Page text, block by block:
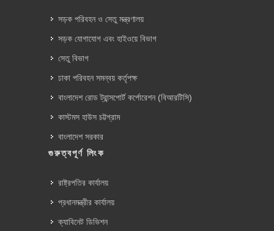
সড়ক পরিবহন ও সেতু মন্ত্রণালয়
সড়ক যোগাযোগ এবং হাইওয়ে বিভাগ
সেতু বিভাগ
ঢাকা পরিবহন সমন্বয় কর্তৃপক্ষ
বাংলাদেশ রোড ট্রান্সপোর্ট কর্পোরেশন (বিআরটিসি)
কাস্টমস হাউস চট্টগ্রাম
বাংলাদেশ সরকার
গুরুত্বপূর্ণ লিংক
রাষ্ট্রপতির কার্যালয়
প্রধানমন্ত্রীর কার্যালয়
ক্যাবিনেট ডিভিশন